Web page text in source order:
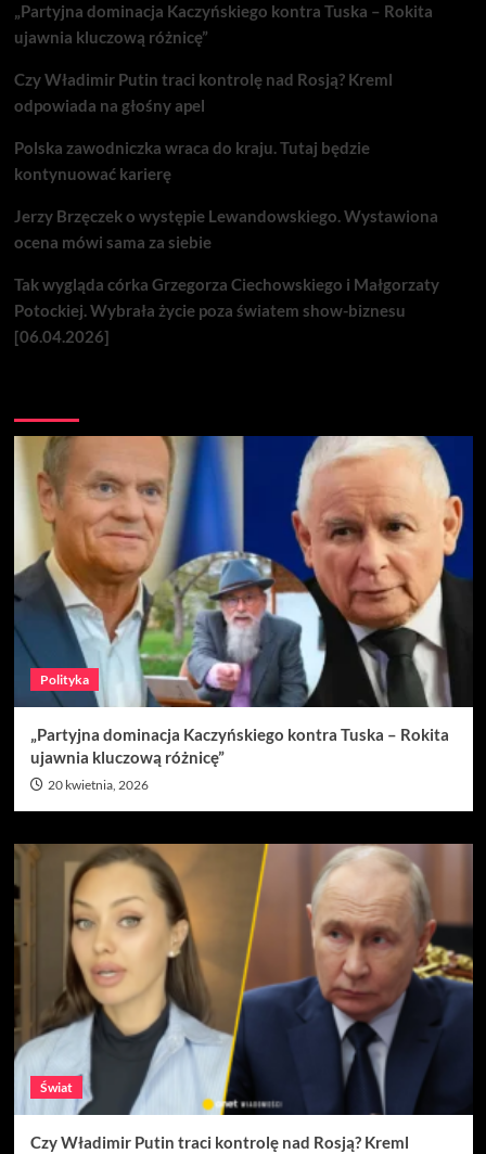
„Partyjna dominacja Kaczyńskiego kontra Tuska – Rokita
ujawnia kluczową różnicę”
Czy Władimir Putin traci kontrolę nad Rosją? Kreml
odpowiada na głośny apel
Polska zawodniczka wraca do kraju. Tutaj będzie
kontynuować karierę
Jerzy Brzęczek o występie Lewandowskiego. Wystawiona
ocena mówi sama za siebie
Tak wygląda córka Grzegorza Ciechowskiego i Małgorzaty
Potockiej. Wybrała życie poza światem show-biznesu
[06.04.2026]
Polityka
„Partyjna dominacja Kaczyńskiego kontra Tuska – Rokita
ujawnia kluczową różnicę”
20 kwietnia, 2026
Świat
Czy Władimir Putin traci kontrolę nad Rosją? Kreml